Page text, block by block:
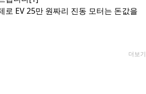
로 EV 25만 원짜리 진동 모터는 돈값을
더보기